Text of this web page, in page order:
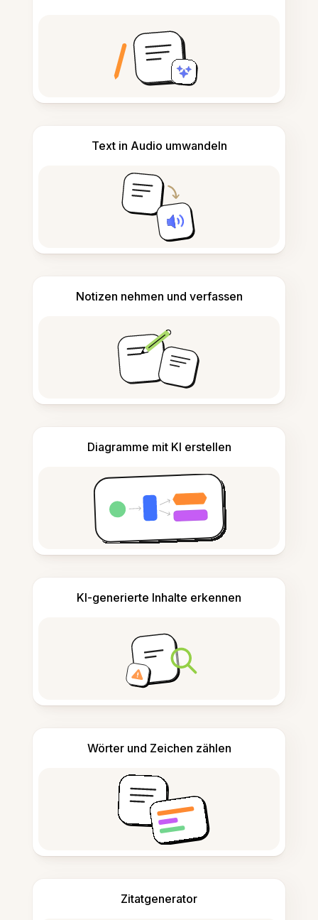
Text in Audio umwandeln
Notizen nehmen und verfassen
Diagramme mit KI erstellen
KI-generierte Inhalte erkennen
Wörter und Zeichen zählen
Zitatgenerator